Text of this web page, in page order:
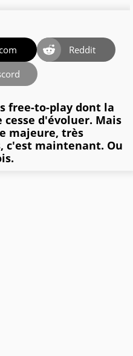
Reddit
free-to-play dont la
d'évoluer. Mais
majeure, très
c'est maintenant. Ou